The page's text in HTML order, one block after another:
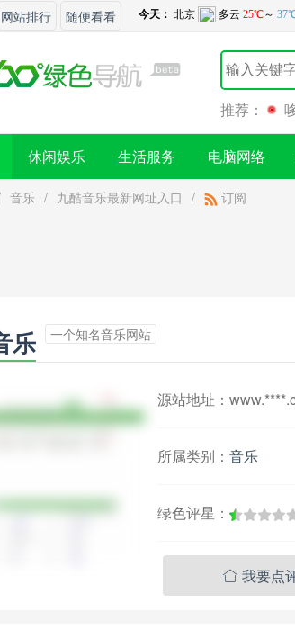
网站排行 随便看看
推荐：
休闲娱乐 生活服务 电脑网络
音乐 / 九酷音乐最新网址入口 / 订阅
乐 一个知名音乐网站
源站地址：
所属类别： 音乐
绿色评星：
 我要点